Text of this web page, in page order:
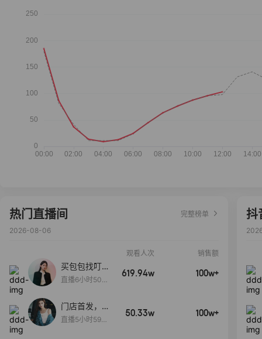
热门直播间
完整榜单
2026-08-06
观看人次 销售额
买包包找叮
当,一折购！
直播6小时50分
619.94w 100w+
门店首发，秋
款大上新！！
直播5小时59分
50.33w 100w+
抖